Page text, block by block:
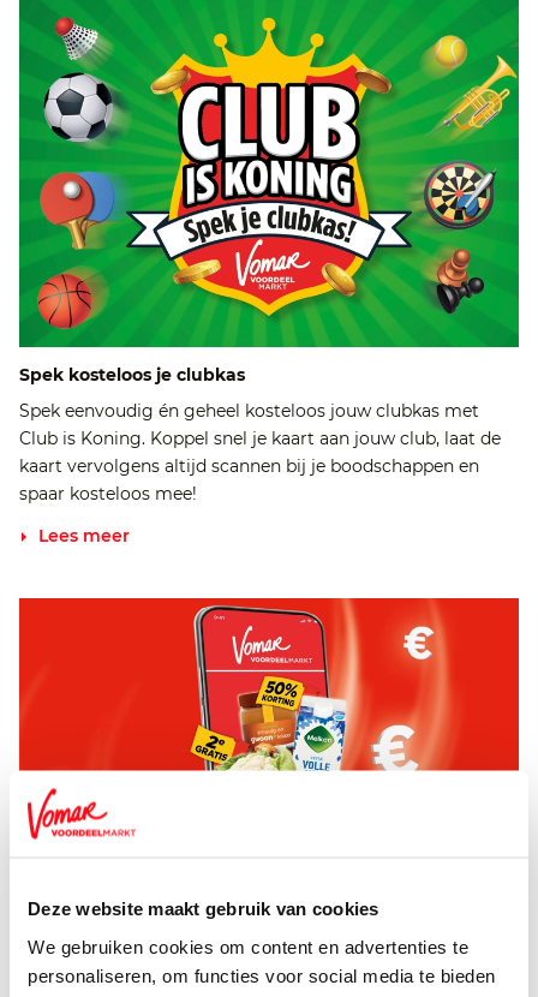
Deze website maakt gebruik van cookies
We gebruiken cookies om content en advertenties te
personaliseren, om functies voor social media te bieden
Spek kosteloos je clubkas
Spek eenvoudig én geheel kosteloos jouw clubkas met
Club is Koning. Koppel snel je kaart aan jouw club, laat de
kaart vervolgens altijd scannen bij je boodschappen en
spaar kosteloos mee!
Lees meer
Nóg meer korting met Voordeel Vouchers